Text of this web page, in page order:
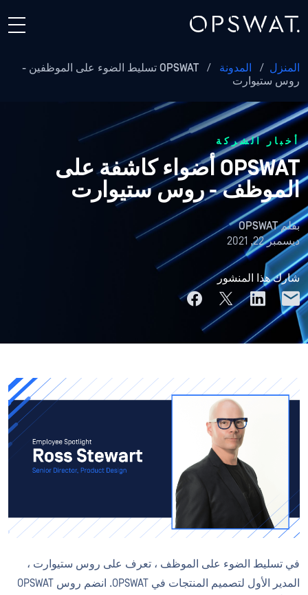
المنزل / المدونة /
OPSWAT تسليط الضوء على الموظفين -
روس ستيوارت
أخبار الشركة
OPSWAT أضواء كاشفة على
الموظف - روس ستيوارت
بقلمOPSWAT
ديسمبر 22, 2021
شارك هذا المنشور
في تسليط الضوء على الموظف ، تعرف على روس ستيوارت ،
المدير الأول لتصميم المنتجات في OPSWAT. انضم روس OPSWAT